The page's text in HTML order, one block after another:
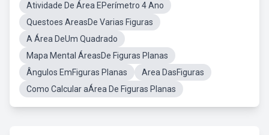
Atividade De Área EPerímetro 4 Ano
Questoes AreasDe Varias Figuras
A Área DeUm Quadrado
Mapa Mental ÁreasDe Figuras Planas
Ângulos EmFiguras Planas
Area DasFiguras
Como Calcular aÁrea De Figuras Planas